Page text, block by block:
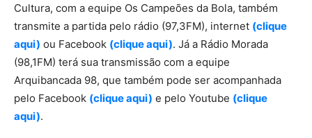
Cultura, com a equipe Os Campeões da Bola, também
transmite a partida pelo rádio (97,3FM), internet (clique
aqui) ou Facebook (clique aqui). Já a Rádio Morada
(98,1FM) terá sua transmissão com a equipe
Arquibancada 98, que também pode ser acompanhada
pelo Facebook (clique aqui) e pelo Youtube (clique
aqui).